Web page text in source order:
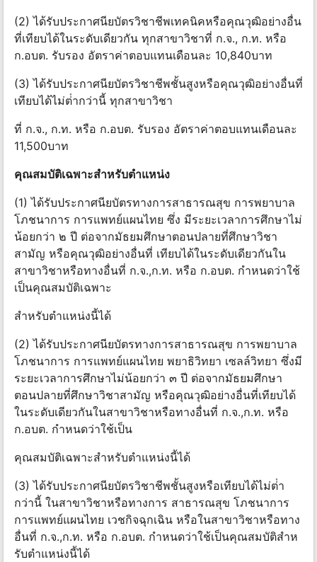
(2) ได้รับประกาศนียบัตรวิชาชีพเทคนิคหรือคุณวุฒิอย่างอื่น
ที่เทียบได้ในระดับเดียวกัน ทุกสาขาวิชาที่ ก.จ., ก.ท. หรือ
ก.อบต. รับรอง อัตราค่าตอบแทนเดือนละ 10,840บาท
(3) ได้รับประกาศนียบัตรวิชาชีพชั้นสูงหรือคุณวุฒิอย่างอื่นที่
เทียบได้ไม่ต่ํากว่านี้ ทุกสาขาวิชา
ที่ ก.จ., ก.ท. หรือ ก.อบต. รับรอง อัตราค่าตอบแทนเดือนละ
11,500บาท
คุณสมบัติเฉพาะสําหรับตําแหน่ง
(1) ได้รับประกาศนียบัตรทางการสาธารณสุข การพยาบาล
โภชนาการ การแพทย์แผนไทย ซึ่ง มีระยะเวลาการศึกษาไม่
น้อยกว่า ๒ ปี ต่อจากมัธยมศึกษาตอนปลายที่ศึกษาวิชา
สามัญ หรือคุณวุฒิอย่างอื่นที่ เทียบได้ในระดับเดียวกันใน
สาขาวิชาหรือทางอื่นที่ ก.จ.,ก.ท. หรือ ก.อบต. กําหนดว่าใช้
เป็นคุณสมบัติเฉพาะ
สําหรับตําแหน่งนี้ได้
(2) ได้รับประกาศนียบัตรทางการสาธารณสุข การพยาบาล
โภชนาการ การแพทย์แผนไทย พยาธิวิทยา เซลล์วิทยา ซึ่งมี
ระยะเวลาการศึกษาไม่น้อยกว่า ๓ ปี ต่อจากมัธยมศึกษา
ตอนปลายที่ศึกษาวิชาสามัญ หรือคุณวุฒิอย่างอื่นที่เทียบได้
ในระดับเดียวกันในสาขาวิชาหรือทางอื่นที่ ก.จ.,ก.ท. หรือ
ก.อบต. กําหนดว่าใช้เป็น
คุณสมบัติเฉพาะสําหรับตําแหน่งนี้ได้
(3) ได้รับประกาศนียบัตรวิชาชีพชั้นสูงหรือเทียบได้ไม่ต่ํา
กว่านี้ ในสาขาวิชาหรือทางการ สาธารณสุข โภชนาการ
การแพทย์แผนไทย เวชกิจฉุกเฉิน หรือในสาขาวิชาหรือทาง
อื่นที่ ก.จ.,ก.ท. หรือ ก.อบต. กําหนดว่าใช้เป็นคุณสมบัติสําห
รับตําแหน่งนี้ได้